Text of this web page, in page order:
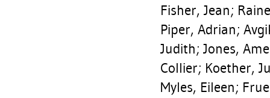
Fisher, Jean;
Piper, Adrian;
Judith; Jones,
Collier; Koether,
Myles, Eileen;